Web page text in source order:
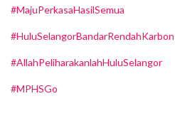
#MajuPerkasaHasilSemua
#HuluSelangorBandarRendahKarbon
#AllahPeliharakanlahHuluSelangor
#MPHSGo